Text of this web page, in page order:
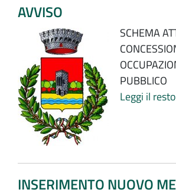
AVVISO
SCHEMA
PUBBLICO
Leggi il
INSERIMENTO NUOVO